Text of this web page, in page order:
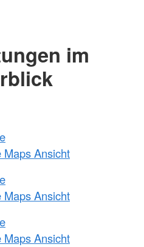
im
Maps Ansicht
Maps Ansicht
Maps Ansicht